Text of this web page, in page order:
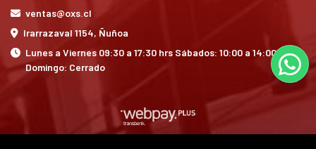
ventas@oxs.cl
Irarrazaval 1154, Ñuñoa
Lunes a Viernes 09:30 a 17:30 hrs Sábados: 10:00 a 14:00 hrs
Domingo: Cerrado